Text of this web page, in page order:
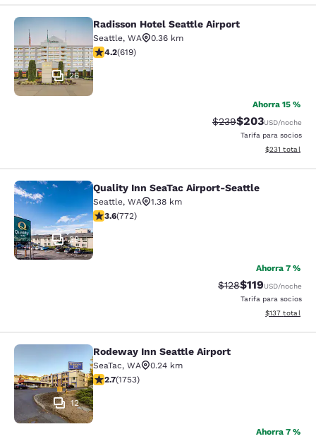
Radisson Hotel Seattle Airport
26
Radisson Hotel Seattle Airport
Seattle, WA
0.36 km
Calificación de 4.17 estrellas. Muy bueno. 619 reseñas
4.2(619)
Ahorra 15 %
Tarifa tachada:
$239Tarifa reducida:
$203USD/noche
Tarifa para socios
Ver detalles
$231 total
Quality Inn SeaTac Airport-Seattle
29
Quality Inn SeaTac Airport-Seattle
Seattle, WA
1.38 km
Calificación de 3.65 estrellas. Bueno. 772 reseñas
3.6(772)
Ahorra 7 %
Tarifa tachada:
$128Tarifa reducida:
$119USD/noche
Tarifa para socios
Ver detalles
$137 total
Rodeway Inn Seattle Airport
12
Rodeway Inn Seattle Airport
SeaTac, WA
0.24 km
Calificación de 2.68 estrellas. Razonable. 1753
2.7(1753)
Ahorra 7 %